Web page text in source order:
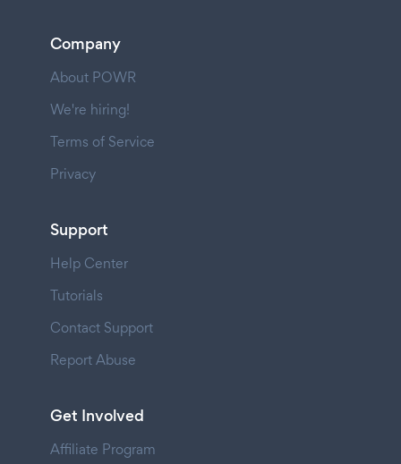
Company
About POWR
We're hiring!
Terms of Service
Privacy
Support
Help Center
Tutorials
Contact Support
Report Abuse
Get Involved
Affiliate Program